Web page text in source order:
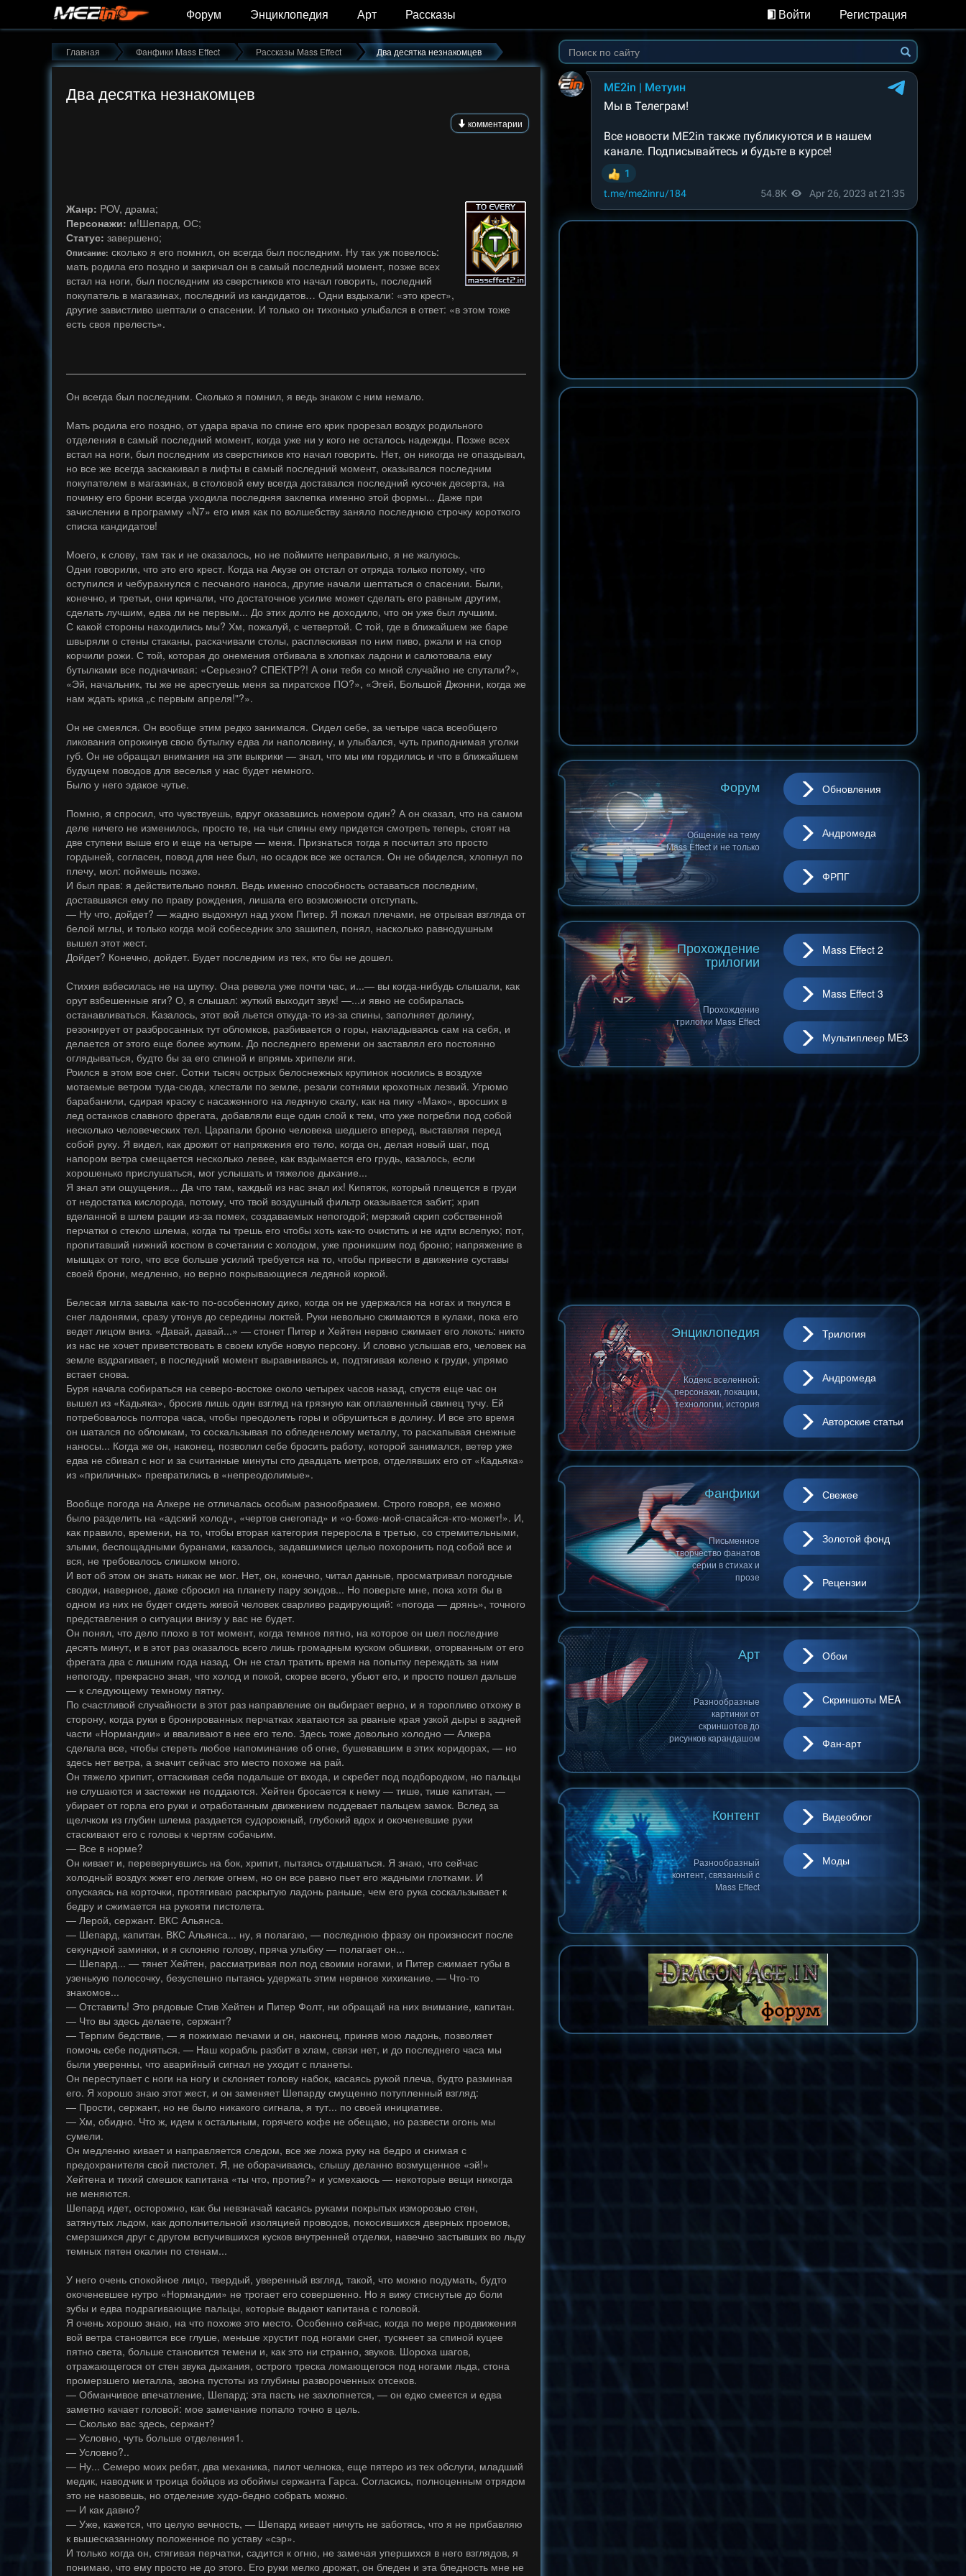
Форум Энциклопедия Арт Рассказы Войти Регистрация
Главная Фанфики Mass Effect Рассказы Mass Effect Два десятка незнакомцев
Два десятка незнакомцев
комментарии
Жанр: POV, драма;
Персонажи: м!Шепард, ОС;
Статус: завершено;
Описание: сколько я его помнил, он всегда был последним. Ну так уж повелось:
мать родила его поздно и закричал он в самый последний момент, позже всех
встал на ноги, был последним из сверстников кто начал говорить, последний
покупатель в магазинах, последний из кандидатов… Одни вздыхали: «это крест»,
другие завистливо шептали о спасении. И только он тихонько улыбался в ответ: «в этом тоже
есть своя прелесть».
Он всегда был последним. Сколько я помнил, я ведь знаком с ним немало.
Мать родила его поздно, от удара врача по спине его крик прорезал воздух родильного
отделения в самый последний момент, когда уже ни у кого не осталось надежды. Позже всех
встал на ноги, был последним из сверстников кто начал говорить. Нет, он никогда не опаздывал,
но все же всегда заскакивал в лифты в самый последний момент, оказывался последним
покупателем в магазинах, в столовой ему всегда доставался последний кусочек десерта, на
починку его брони всегда уходила последняя заклепка именно этой формы... Даже при
зачислении в программу «N7» его имя как по волшебству заняло последнюю строчку короткого
списка кандидатов!
Моего, к слову, там так и не оказалось, но не поймите неправильно, я не жалуюсь.
Одни говорили, что это его крест. Когда на Акузе он отстал от отряда только потому, что
оступился и чебурахнулся с песчаного наноса, другие начали шептаться о спасении. Были,
конечно, и третьи, они кричали, что достаточное усилие может сделать его равным другим,
сделать лучшим, едва ли не первым... До этих долго не доходило, что он уже был лучшим.
С какой стороны находились мы? Хм, пожалуй, с четвертой. С той, где в ближайшем же баре
швыряли о стены стаканы, раскачивали столы, расплескивая по ним пиво, ржали и на спор
корчили рожи. С той, которая до онемения отбивала в хлопках ладони и салютовала ему
бутылками все подначивая: «Серьезно? СПЕКТР?! А они тебя со мной случайно не спутали?»,
«Эй, начальник, ты же не арестуешь меня за пиратское ПО?», «Эгей, Большой Джонни, когда же
нам ждать крика „с первым апреля!"?».
Он не смеялся. Он вообще этим редко занимался. Сидел себе, за четыре часа всеобщего
ликования опрокинув свою бутылку едва ли наполовину, и улыбался, чуть приподнимая уголки
губ. Он не обращал внимания на эти выкрики — знал, что мы им гордились и что в ближайшем
будущем поводов для веселья у нас будет немного.
Было у него эдакое чутье.
Помню, я спросил, что чувствуешь, вдруг оказавшись номером один? А он сказал, что на самом
деле ничего не изменилось, просто те, на чьи спины ему придется смотреть теперь, стоят на
две ступени выше его и еще на четыре — меня. Признаться тогда я посчитал это просто
гордыней, согласен, повод для нее был, но осадок все же остался. Он не обиделся, хлопнул по
плечу, мол: поймешь позже.
И был прав: я действительно понял. Ведь именно способность оставаться последним,
доставшаяся ему по праву рождения, лишала его возможности отступать.
— Ну что, дойдет? — жадно выдохнул над ухом Питер. Я пожал плечами, не отрывая взгляда от
белой мглы, и только когда мой собеседник зло зашипел, понял, насколько равнодушным
вышел этот жест.
Дойдет? Конечно, дойдет. Будет последним из тех, кто бы не дошел.
Стихия взбесилась не на шутку. Она ревела уже почти час, и...— вы когда-нибудь слышали, как
орут взбешенные яги? О, я слышал: жуткий выходит звук! —...и явно не собиралась
останавливаться. Казалось, этот вой льется откуда-то из-за спины, заполняет долину,
резонирует от разбросанных тут обломков, разбивается о горы, накладываясь сам на себя, и
делается от этого еще более жутким. До последнего времени он заставлял его постоянно
оглядываться, будто бы за его спиной и впрямь хрипели яги.
Роился в этом вое снег. Сотни тысяч острых белоснежных крупинок носились в воздухе
мотаемые ветром туда-сюда, хлестали по земле, резали сотнями крохотных лезвий. Угрюмо
барабанили, сдирая краску с насаженного на ледяную скалу, как на пику «Мако», вросших в
лед останков славного фрегата, добавляли еще один слой к тем, что уже погребли под собой
несколько человеческих тел. Царапали броню человека шедшего вперед, выставляя перед
собой руку. Я видел, как дрожит от напряжения его тело, когда он, делая новый шаг, под
напором ветра смещается несколько левее, как вздымается его грудь, казалось, если
хорошенько прислушаться, мог услышать и тяжелое дыхание...
Я знал эти ощущения... Да что там, каждый из нас знал их! Кипяток, который плещется в груди
от недостатка кислорода, потому, что твой воздушный фильтр оказывается забит; хрип
вделанной в шлем рации из-за помех, создаваемых непогодой; мерзкий скрип собственной
перчатки о стекло шлема, когда ты трешь его чтобы хоть как-то очистить и не идти вслепую; пот,
пропитавший нижний костюм в сочетании с холодом, уже проникшим под броню; напряжение в
мышцах от того, что все больше усилий требуется на то, чтобы привести в движение суставы
своей брони, медленно, но верно покрывающиеся ледяной коркой.
Белесая мгла завыла как-то по-особенному дико, когда он не удержался на ногах и ткнулся в
снег ладонями, сразу утонув до середины локтей. Руки невольно сжимаются в кулаки, пока его
ведет лицом вниз. «Давай, давай...» — стонет Питер и Хейтен нервно сжимает его локоть: никто
из нас не хочет приветствовать в своем клубе новую персону. И словно услышав его, человек на
земле вздрагивает, в последний момент выравниваясь и, подтягивая колено к груди, упрямо
встает снова.
Буря начала собираться на северо-востоке около четырех часов назад, спустя еще час он
вышел из «Кадьяка», бросив лишь один взгляд на грязную как оплавленный свинец тучу. Ей
потребовалось полтора часа, чтобы преодолеть горы и обрушиться в долину. И все это время
он шатался по обломкам, то соскальзывая по обледенелому металлу, то раскапывая снежные
наносы... Когда же он, наконец, позволил себе бросить работу, которой занимался, ветер уже
едва не сбивал с ног и за считанные минуты сто двадцать метров, отделявших его от «Кадьяка»
из «приличных» превратились в «непреодолимые».
Вообще погода на Алкере не отличалась особым разнообразием. Строго говоря, ее можно
было разделить на «адский холод», «чертов снегопад» и «о-боже-мой-спасайся-кто-может!». И,
как правило, времени, на то, чтобы вторая категория переросла в третью, со стремительными,
злыми, беспощадными буранами, казалось, задавшимися целью похоронить под собой все и
вся, не требовалось слишком много.
И вот об этом он знать никак не мог. Нет, он, конечно, читал данные, просматривал погодные
сводки, наверное, даже сбросил на планету пару зондов... Но поверьте мне, пока хотя бы в
одном из них не будет сидеть живой человек сварливо радирующий: «погода — дрянь», точного
представления о ситуации внизу у вас не будет.
Он понял, что дело плохо в тот момент, когда темное пятно, на которое он шел последние
десять минут, и в этот раз оказалось всего лишь громадным куском обшивки, оторванным от его
фрегата два с лишним года назад. Он не стал тратить время на попытку переждать за ним
непогоду, прекрасно зная, что холод и покой, скорее всего, убьют его, и просто пошел дальше
— к следующему темному пятну.
По счастливой случайности в этот раз направление он выбирает верно, и я торопливо отхожу в
сторону, когда руки в бронированных перчатках хватаются за рваные края узкой дыры в задней
части «Нормандии» и вваливают в нее его тело. Здесь тоже довольно холодно — Алкера
сделала все, чтобы стереть любое напоминание об огне, бушевавшим в этих коридорах, — но
здесь нет ветра, а значит сейчас это место похоже на рай.
Он тяжело хрипит, оттаскивая себя подальше от входа, и скребет под подбородком, но пальцы
не слушаются и застежки не поддаются. Хейтен бросается к нему — тише, тише капитан, —
убирает от горла его руки и отработанным движением поддевает пальцем замок. Вслед за
щелчком из глубин шлема раздается судорожный, глубокий вдох и окоченевшие руки
стаскивают его с головы к чертям собачьим.
— Все в норме?
Он кивает и, перевернувшись на бок, хрипит, пытаясь отдышаться. Я знаю, что сейчас
холодный воздух жжет его легкие огнем, но он все равно пьет его жадными глотками. И
опускаясь на корточки, протягиваю раскрытую ладонь раньше, чем его рука соскальзывает к
бедру и сжимается на рукояти пистолета.
— Лерой, сержант. ВКС Альянса.
— Шепард, капитан. ВКС Альянса... ну, я полагаю, — последнюю фразу он произносит после
секундной заминки, и я склоняю голову, пряча улыбку — полагает он...
— Шепард... — тянет Хейтен, рассматривая пол под своими ногами, и Питер сжимает губы в
узенькую полосочку, безуспешно пытаясь удержать этим нервное хихикание. — Что-то
знакомое...
— Отставить! Это рядовые Стив Хейтен и Питер Фолт, ни обращай на них внимание, капитан.
— Что вы здесь делаете, сержант?
— Терпим бедствие, — я пожимаю печами и он, наконец, приняв мою ладонь, позволяет
помочь себе подняться. — Наш корабль разбит в хлам, связи нет, и до последнего часа мы
были уверенны, что аварийный сигнал не уходит с планеты.
Он переступает с ноги на ногу и склоняет голову набок, касаясь рукой плеча, будто разминая
его. Я хорошо знаю этот жест, и он заменяет Шепарду смущенно потупленный взгляд:
— Прости, сержант, но не было никакого сигнала, я тут... по своей инициативе.
— Хм, обидно. Что ж, идем к остальным, горячего кофе не обещаю, но развести огонь мы
сумели.
Он медленно кивает и направляется следом, все же ложа руку на бедро и снимая с
предохранителя свой пистолет. Я, не оборачиваясь, слышу деланно возмущенное «эй!»
Хейтена и тихий смешок капитана «ты что, против?» и усмехаюсь — некоторые вещи никогда
не меняются.
Шепард идет, осторожно, как бы невзначай касаясь руками покрытых изморозью стен,
затянутых льдом, как дополнительной изоляцией проводов, покосившихся дверных проемов,
смерзшихся друг с другом вспучившихся кусков внутренней отделки, навечно застывших во льду
темных пятен окалин по стенам...
У него очень спокойное лицо, твердый, уверенный взгляд, такой, что можно подумать, будто
окоченевшее нутро «Нормандии» не трогает его совершенно. Но я вижу стиснутые до боли
зубы и едва подрагивающие пальцы, которые выдают капитана с головой.
Я очень хорошо знаю, на что похоже это место. Особенно сейчас, когда по мере продвижения
вой ветра становится все глуше, меньше хрустит под ногами снег, тускнеет за спиной куцее
пятно света, больше становится темени и, как это ни странно, звуков. Шороха шагов,
отражающегося от стен звука дыхания, острого треска ломающегося под ногами льда, стона
промерзшего металла, звона пустоты из глубины развороченных отсеков.
— Обманчивое впечатление, Шепард: эта пасть не захлопнется, — он едко смеется и едва
заметно качает головой: мое замечание попало точно в цель.
— Сколько вас здесь, сержант?
— Условно, чуть больше отделения1.
— Условно?..
— Ну... Семеро моих ребят, два механика, пилот челнока, еще пятеро из тех обслуги, младший
медик, наводчик и троица бойцов из обоймы сержанта Гарса. Согласись, полноценным отрядом
это не назовешь, но отделение худо-бедно собрать можно.
— И как давно?
— Уже, кажется, что целую вечность, — Шепард кивает ничуть не заботясь, что я не прибавляю
к вышесказанному положенное по уставу «сэр».
И только когда он, стягивая перчатки, садится к огню, не замечая упершихся в него взглядов, я
понимаю, что ему просто не до этого. Его руки мелко дрожат, он бледен и эта бледность мне не
Форум
Общение на тему
Mass Effect и не только
Обновления
Андромеда
ФРПГ
Прохождение
трилогии
Прохождение
трилогии Mass Effect
Mass Effect 2
Mass Effect 3
Мультиплеер ME3
Энциклопедия
Кодекс вселенной:
персонажи, локации,
технологии, история
Трилогия
Андромеда
Авторские статьи
Фанфики
Письменное
творчество фанатов
серии в стихах и
прозе
Свежее
Золотой фонд
Рецензии
Арт
Разнообразные
картинки от
скриншотов до
рисунков карандашом
Обои
Скриншоты MEA
Фан-арт
Контент
Разнообразный
контент, связанный с
Mass Effect
Видеоблог
Моды